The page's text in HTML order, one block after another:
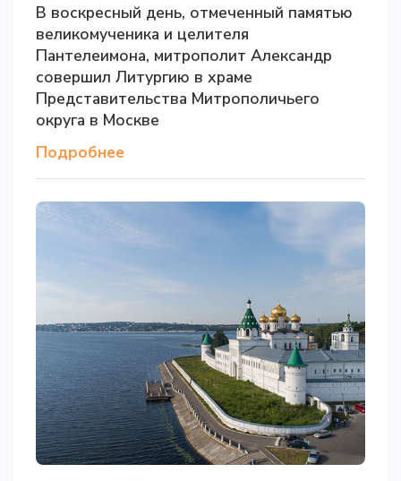
В воскресный день, отмеченный памятью
великомученика и целителя
Пантелеимона, митрополит Александр
совершил Литургию в храме
Представительства Митрополичьего
округа в Москве
Подробнее